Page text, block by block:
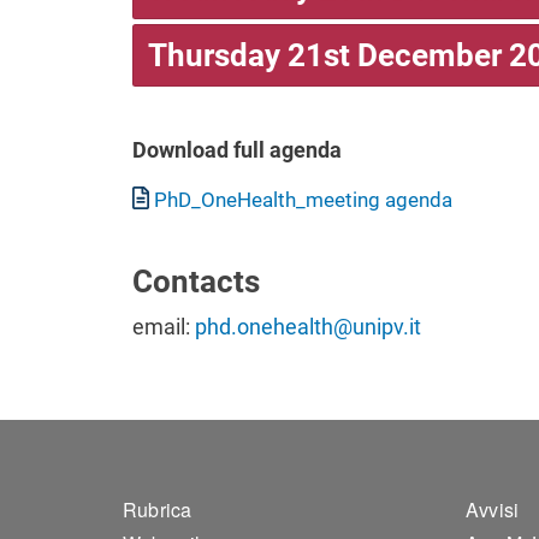
Thursday 21st December
Download full agenda
Documento
PhD_OneHealth_meeting agenda
Contacts
email: phd.onehealth@unipv.it
Footer 1
Rubrica
Avvisi